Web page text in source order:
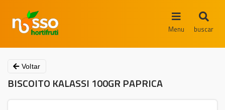
Menu buscar
Voltar
BISCOITO KALASSI 100GR PAPRICA